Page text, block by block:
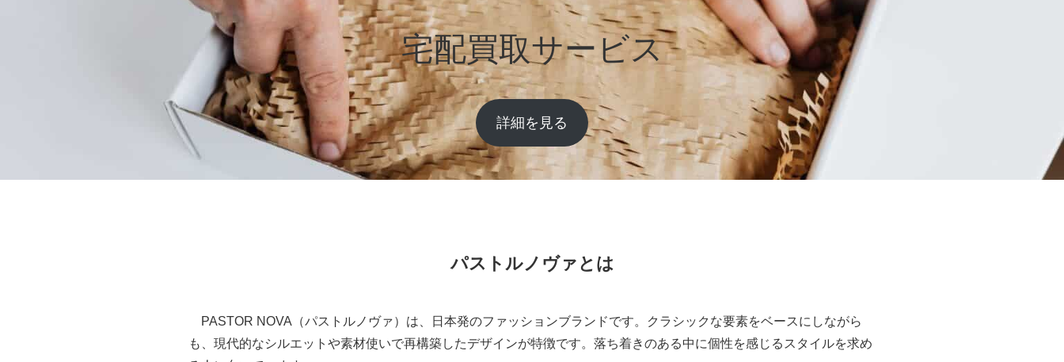
宅配買取サービス
詳細を見る
パストルノヴァとは
PASTOR NOVA（パストルノヴァ）は、日本発のファッションブランドです。クラシックな要素をベースにしながら
も、現代的なシルエットや素材使いで再構築したデザインが特徴です。落ち着きのある中に個性を感じるスタイルを求め